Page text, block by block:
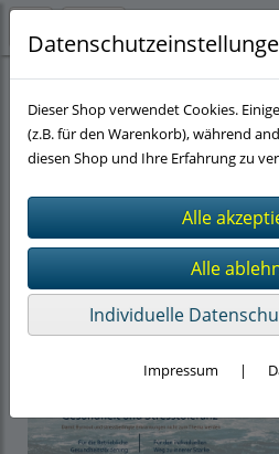
Medien(25)
Dieser Shop verwendet Cookies.
(z.B. für den Warenkorb), während
diesen Shop und Ihre Erfahrung zu
Individuelle
Impressum |